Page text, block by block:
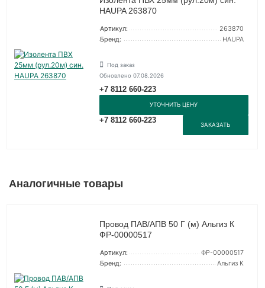
HAUPA 263870
Артикул:
263870
Бренд:
HAUPA
Под заказ
Обновлено 07.08.2026
+7 8112 660-223
УТОЧНИТЬ ЦЕНУ
+7 8112 660-223
ЗАКАЗАТЬ
Аналогичные товары
Провод ПАВ/АПВ 50 Г (м) Альгиз К
ФР-00000517
Артикул:
ФР-00000517
Бренд:
Альгиз К